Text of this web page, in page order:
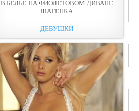
В БEЛЬЕ НА ФИОЛЕТОВОМ ДИВАНЕ
ШАТЕНКА
ДЕВУШКИ